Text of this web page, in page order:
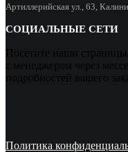
Артиллерийская ул., 63,
СОЦИАЛЬНЫЕ СЕТИ
Посетите наши страницы
с менеджером через
подробностей вашего
Политика